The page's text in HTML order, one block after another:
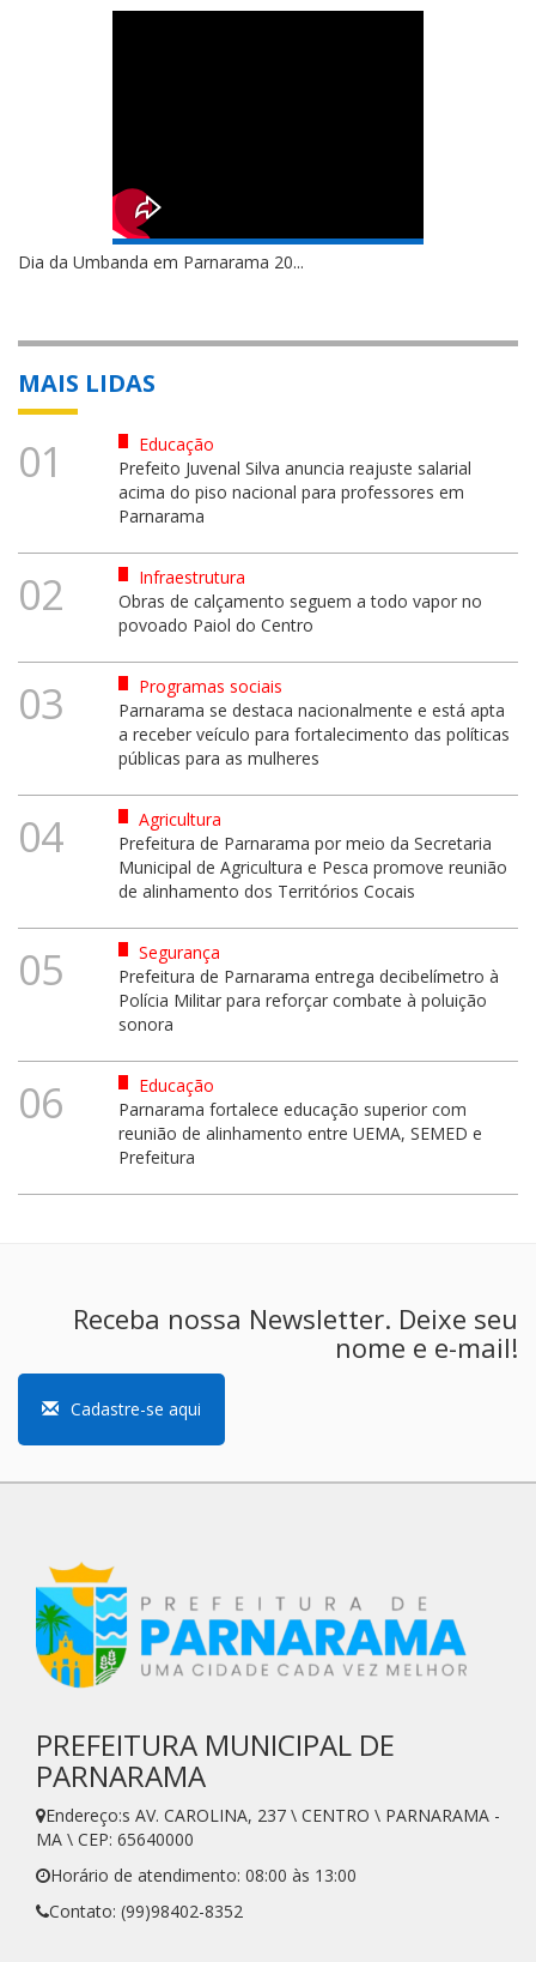
Dia da Umbanda em Parnarama 20...
MAIS LIDAS
01
Educação
Prefeito Juvenal Silva anuncia reajuste salarial
acima do piso nacional para professores em
Parnarama
02
Infraestrutura
Obras de calçamento seguem a todo vapor no
povoado Paiol do Centro
03
Programas sociais
Parnarama se destaca nacionalmente e está apta
a receber veículo para fortalecimento das políticas
públicas para as mulheres
04
Agricultura
Prefeitura de Parnarama por meio da Secretaria
Municipal de Agricultura e Pesca promove reunião
de alinhamento dos Territórios Cocais
05
Segurança
Prefeitura de Parnarama entrega decibelímetro à
Polícia Militar para reforçar combate à poluição
sonora
06
Educação
Parnarama fortalece educação superior com
reunião de alinhamento entre UEMA, SEMED e
Prefeitura
Receba nossa Newsletter. Deixe seu
nome e e-mail!
Cadastre-se aqui
PREFEITURA MUNICIPAL DE
PARNARAMA
Endereço:s AV. CAROLINA, 237 \ CENTRO \ PARNARAMA -
MA \ CEP: 65640000
Horário de atendimento: 08:00 às 13:00
Contato: (99)98402-8352